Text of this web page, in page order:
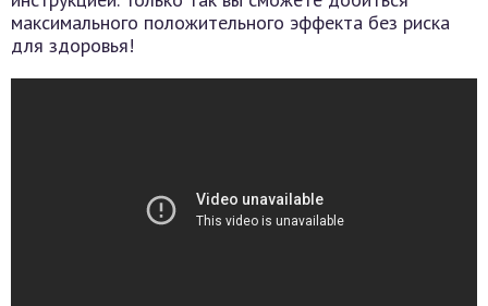
максимального положительного эффекта без риска
для здоровья!